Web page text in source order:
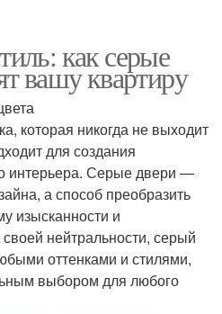
как серые
вашу квартиру
которая никогда не выходит
для создания
интерьера. Серые двери —
а способ преобразить
изысканности и
нейтральности, серый
оттенками и стилями,
выбором для любого